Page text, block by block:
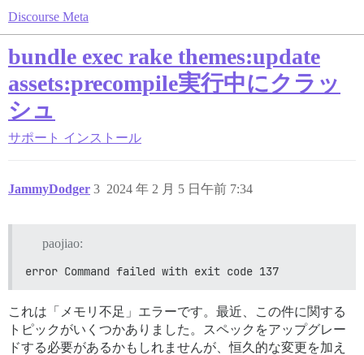
Discourse Meta
bundle exec rake themes:update
assets:precompile実行中にクラッ
シュ
サポート インストール
JammyDodger 2024 年 2 月 5 日午前 7:34
3
paojiao:
error Command failed with exit code 137
これは「メモリ不足」エラーです。最近、この件に関する
トピックがいくつかありました。スペックをアップグレー
ドする必要があるかもしれませんが、恒久的な変更を加え